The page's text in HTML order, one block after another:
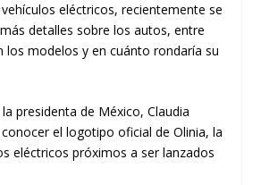
eléctricos, recientemente se
detalles sobre los autos, entre
los modelos y en cuánto rondaría su
presidenta de México, Claudia
el logotipo oficial de Olinia, la
eléctricos próximos a ser lanzados